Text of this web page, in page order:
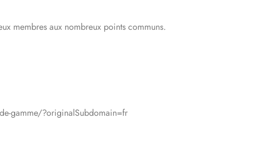
membres aux nombreux points communs.
gamme/?originalSubdomain=fr